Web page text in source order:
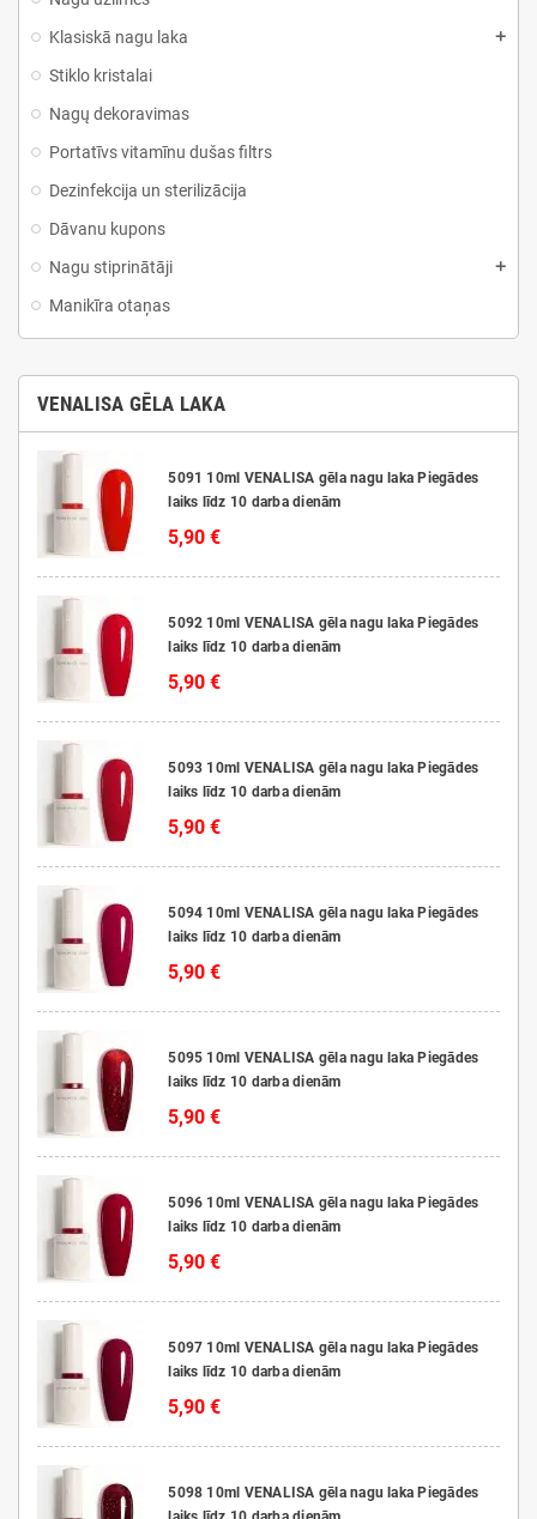
Klasiskā nagu laka
Stiklo kristalai
Nagų dekoravimas
Portatīvs vitamīnu dušas filtrs
Dezinfekcija un sterilizācija
Dāvanu kupons
Nagu stiprinātāji
Manikīra otaņas
VENALISA GĒLA LAKA
5091 10ml VENALISA gēla nagu laka Piegādes
laiks līdz 10 darba dienām
5,90 €
5092 10ml VENALISA gēla nagu laka Piegādes
laiks līdz 10 darba dienām
5,90 €
5093 10ml VENALISA gēla nagu laka Piegādes
laiks līdz 10 darba dienām
5,90 €
5094 10ml VENALISA gēla nagu laka Piegādes
laiks līdz 10 darba dienām
5,90 €
5095 10ml VENALISA gēla nagu laka Piegādes
laiks līdz 10 darba dienām
5,90 €
5096 10ml VENALISA gēla nagu laka Piegādes
laiks līdz 10 darba dienām
5,90 €
5097 10ml VENALISA gēla nagu laka Piegādes
laiks līdz 10 darba dienām
5,90 €
5098 10ml VENALISA gēla nagu laka Piegādes